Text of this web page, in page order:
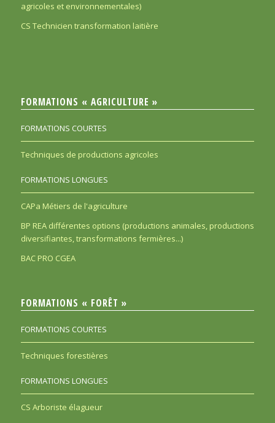
agricoles et environnementales)
CS Technicien transformation laitière
FORMATIONS « AGRICULTURE »
FORMATIONS COURTES
Techniques de productions agricoles
FORMATIONS LONGUES
CAPa Métiers de l'agriculture
BP REA différentes options (productions animales, productions
diversifiantes, transformations fermières...)
BAC PRO CGEA
FORMATIONS « FORÊT »
FORMATIONS COURTES
Techniques forestières
FORMATIONS LONGUES
CS Arboriste élagueur